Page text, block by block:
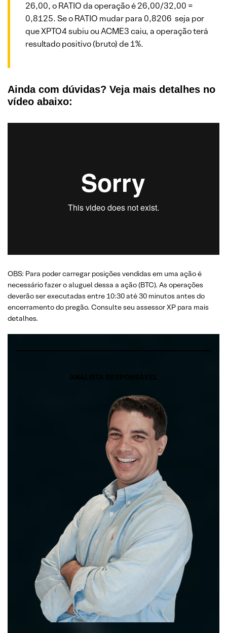
26,00, o RATIO da operação é 26,00/32,00 =
0,8125. Se o RATIO mudar para 0,8206 seja por
que XPTO4 subiu ou ACME3 caiu, a operação terá
resultado positivo (bruto) de 1%.
Ainda com dúvidas? Veja mais detalhes no
vídeo abaixo:
OBS: Para poder carregar posições vendidas em uma ação é
necessário fazer o aluguel dessa a ação (BTC). As operações
deverão ser executadas entre 10:30 até 30 minutos antes do
encerramento do pregão. Consulte seu assessor XP para mais
detalhes.